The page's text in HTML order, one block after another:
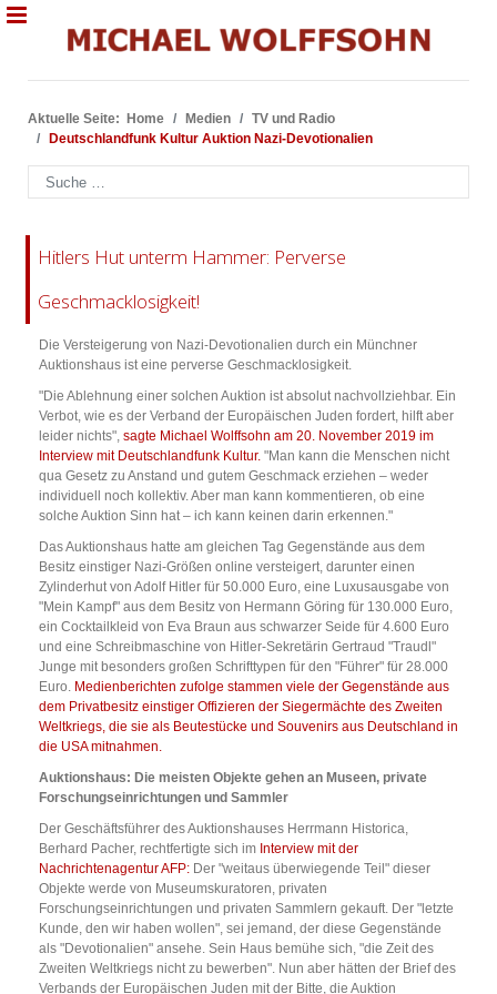
Aktuelle Seite: Home Medien
TV und Radio
Deutschlandfunk Kultur Auktion Nazi-Devotionalien
Suchen
Hitlers Hut unterm Hammer: Perverse
Geschmacklosigkeit!
Die Versteigerung von Nazi-Devotionalien durch ein Münchner
Auktionshaus ist eine perverse Geschmacklosigkeit.
"Die Ablehnung einer solchen Auktion ist absolut nachvollziehbar. Ein
Verbot, wie es der Verband der Europäischen Juden fordert, hilft aber
leider nichts", sagte Michael Wolffsohn am 20. November 2019 im
Interview mit Deutschlandfunk Kultur. "Man kann die Menschen nicht
qua Gesetz zu Anstand und gutem Geschmack erziehen – weder
individuell noch kollektiv. Aber man kann kommentieren, ob eine
solche Auktion Sinn hat – ich kann keinen darin erkennen."
Das Auktionshaus hatte am gleichen Tag Gegenstände aus dem
Besitz einstiger Nazi-Größen online versteigert, darunter einen
Zylinderhut von Adolf Hitler für 50.000 Euro, eine Luxusausgabe von
"Mein Kampf" aus dem Besitz von Hermann Göring für 130.000 Euro,
ein Cocktailkleid von Eva Braun aus schwarzer Seide für 4.600 Euro
und eine Schreibmaschine von Hitler-Sekretärin Gertraud "Traudl"
Junge mit besonders großen Schrifttypen für den "Führer" für 28.000
Euro. Medienberichten zufolge stammen viele der Gegenstände aus
dem Privatbesitz einstiger Offizieren der Siegermächte des Zweiten
Weltkriegs, die sie als Beutestücke und Souvenirs aus Deutschland in
die USA mitnahmen.
Auktionshaus: Die meisten Objekte gehen an Museen, private
Forschungseinrichtungen und Sammler
Der Geschäftsführer des Auktionshauses Herrmann Historica,
Berhard Pacher, rechtfertigte sich im Interview mit der
Nachrichtenagentur AFP: Der "weitaus überwiegende Teil" dieser
Objekte werde von Museumskuratoren, privaten
Forschungseinrichtungen und privaten Sammlern gekauft. Der "letzte
Kunde, den wir haben wollen", sei jemand, der diese Gegenstände
als "Devotionalien" ansehe. Sein Haus bemühe sich, "die Zeit des
Zweiten Weltkriegs nicht zu bewerben". Nun aber hätten der Brief des
Verbands der Europäischen Juden mit der Bitte, die Auktion